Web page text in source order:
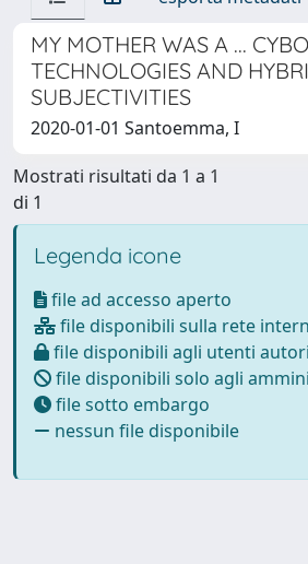
MY MOTHER WAS A ...
TECHNOLOGIES AND
SUBJECTIVITIES
2020-01-01 Santoemma, I
Mostrati risultati da 1 a 1
di 1
Legenda icone
file ad accesso aperto
file disponibili sulla rete
file disponibili agli utenti
file disponibili solo agli
file sotto embargo
nessun file disponibile